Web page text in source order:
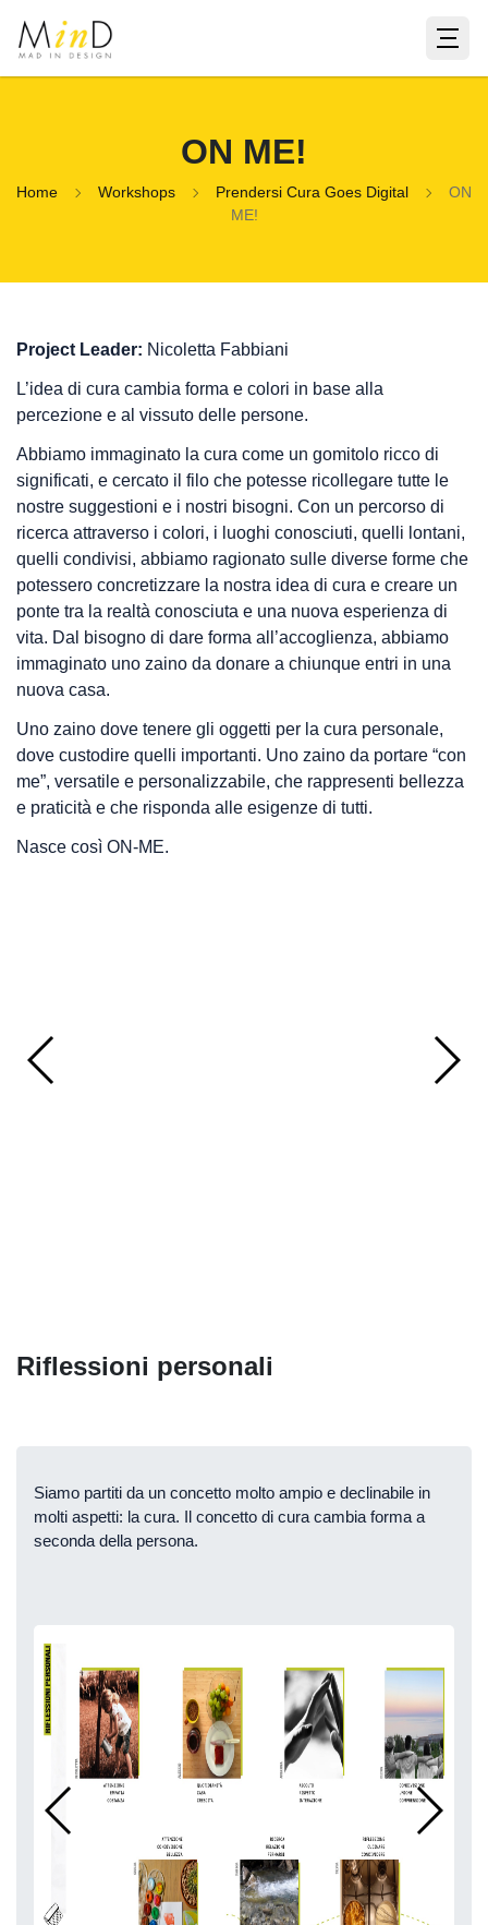
ON ME!
Home Workshops Prendersi Cura Goes Digital
ON
ME!
Project Leader: Nicoletta Fabbiani
L’idea di cura cambia forma e colori in base alla
percezione e al vissuto delle persone.
Abbiamo immaginato la cura come un gomitolo ricco di
significati, e cercato il filo che potesse ricollegare tutte le
nostre suggestioni e i nostri bisogni. Con un percorso di
ricerca attraverso i colori, i luoghi conosciuti, quelli lontani,
quelli condivisi, abbiamo ragionato sulle diverse forme che
potessero concretizzare la nostra idea di cura e creare un
ponte tra la realtà conosciuta e una nuova esperienza di
vita. Dal bisogno di dare forma all’accoglienza, abbiamo
immaginato uno zaino da donare a chiunque entri in una
nuova casa.
Uno zaino dove tenere gli oggetti per la cura personale,
dove custodire quelli importanti. Uno zaino da portare “con
me”, versatile e personalizzabile, che rappresenti bellezza
e praticità e che risponda alle esigenze di tutti.
Nasce così ON-ME.
Riflessioni personali
Siamo partiti da un concetto molto ampio e declinabile in
molti aspetti: la cura. Il concetto di cura cambia forma a
seconda della persona.